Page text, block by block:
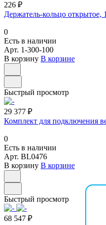
226 ₽
Держатель-кольцо открытое,
0
Есть в наличии
Арт. 1-300-100
В корзину В корзине
Быстрый просмотр
29 377 ₽
Комплект для подключения
0
Есть в наличии
Арт. BL0476
В корзину В корзине
Быстрый просмотр
68 547 ₽